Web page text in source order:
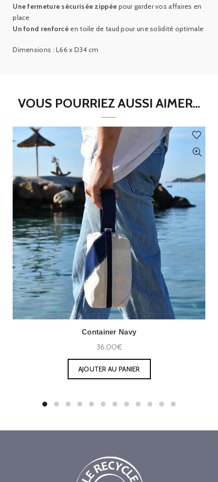
Une fermeture sécurisée zippée pour garder vos affaires en
place
Un fond renforcé en toile de taud pour une solidité optimale
Dimensions : L66 x D34 cm
VOUS POURRIEZ AUSSI AIMER...
Container Navy
36,00€
AJOUTER AU PANIER